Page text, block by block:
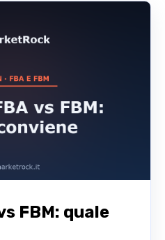
FBM: quale